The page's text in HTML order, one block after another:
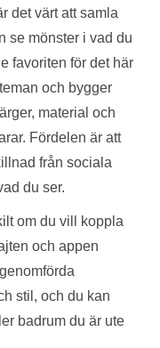
det värt att samla
se mönster i vad du
favoriten för det här
och bygger
material och
Fördelen är att
från sociala
du ser.
om du vill koppla
och appen
stil, och du kan
badrum du är ute